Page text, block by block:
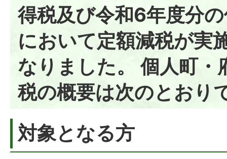
得税及び令和6年度分
において定額減税が実
なりました。 個人町・
税の概要は次のとおり
対象となる方